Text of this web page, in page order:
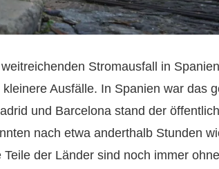
Stromausfall in
Ausfälle. In Spanien war das
und Barcelona stand der
nach etwa anderthalb Stunden
der Länder sind noch immer ohne